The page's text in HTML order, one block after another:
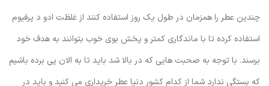
چندین عطر را همزمان در طول یک روز استفاده کنند از غلظت ادو د پرفیوم
استفاده کرده تا با ماندگاری کمتر و پخش بوی خوب بتوانند به هدف خود
برسند. با توجه به صحبت هایی که در بالا شد باید تا به الان پی برده باشیم
که بستگی ندارد شما از کدام کشور دنیا عطر خریداری می کنید و باید در